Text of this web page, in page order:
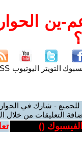
ين
التويتر اليوتيوب
للجميع - شارك في
التعليقات من خلال
(
)